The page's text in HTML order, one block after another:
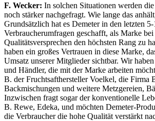
F. Wecker: In solchen Situationen werden
noch stärker nachgefragt. Wie lange das
Grundsätzlich hat es Demeter in den letzten 5-
Verbraucherumfragen geschafft, als Marke bei
Qualitätsversprechen den höchsten Rang zu
haben ein großes Vertrauen in diese Marke,
Umsatz unserer Mitglieder sichtbar. Wir
und Händler, die mit der Marke arbeiten
B. der Fruchtsafthersteller Voelkel, die Firma
Backmischungen und weitere Metzgereien,
Inzwischen fragt sogar der konventionelle
B. Rewe, Edeka, und möchten Demeter-
die Verbraucher die hohe Qualität verstärkt